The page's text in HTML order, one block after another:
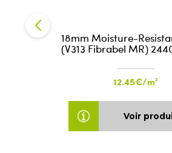
18mm Moisture-
(V313 Fibrabel MR)
12.45€/m²
Voir